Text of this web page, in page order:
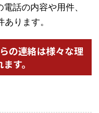
話の内容や用件、
あります。
の連絡は様々な理
す。